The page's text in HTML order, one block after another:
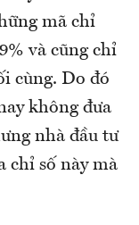
mã chỉ
và cũng chỉ
cùng. Do đó
không đưa
nhà đầu tư
chỉ số này mà